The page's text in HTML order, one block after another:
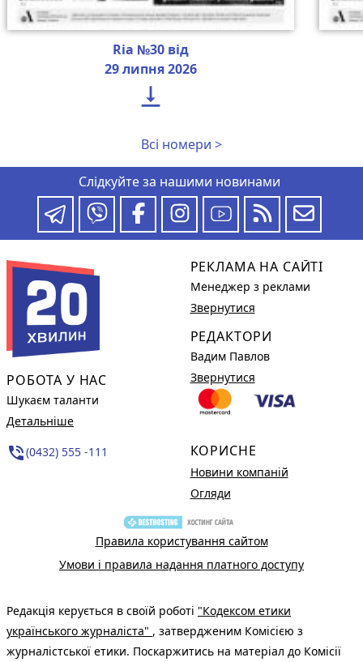
Ria №30 від
29 липня 2026

Всі номери >
Слідкуйте за нашими новинами
РОБОТА У НАС
Шукаєм таланти
Детальніше
phone_in_talk(0432) 555 -111
РЕКЛАМА НА САЙТІ
Менеджер з реклами
Звернутися
РЕДАКТОРИ
Вадим Павлов
Звернутися
КОРИСНЕ
Новини компаній
Огляди
Правила користування сайтом
Умови і правила надання платного доступу
Редакція керується в своїй роботі "Кодексом етики
українського журналіста" , затвердженим Комісією з
журналістської етики. Поскаржитись на матеріал до Комісії